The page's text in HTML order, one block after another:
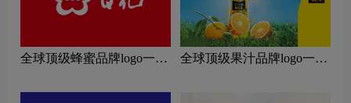
全球顶级蜂蜜品牌logo一
全球顶级果汁品牌logo一